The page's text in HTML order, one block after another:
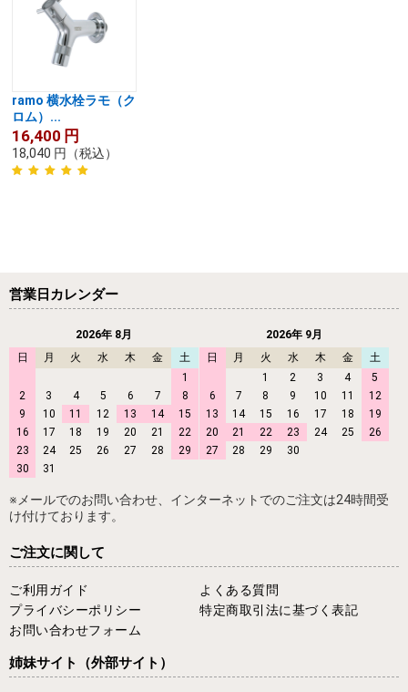
ramo 横水栓ラモ（ク
ロム）...
16,400 円
18,040 円 （税込）
営業日カレンダー
2026年 8月
日
月 火 水 木 金
土
1
2
3 4 5 6 7
8
9
10 11 12 13 14
15
16
17 18 19 20 21
22
23
24 25 26 27 28
29
30
31
2026年 9月
日
月 火 水 木 金
土
1
2 3 4
5
6
7 8 9 10 11
12
13
14 15 16 17 18
19
20
21 22 23 24 25
26
27
28 29 30
※メールでのお問い合わせ、インターネットでのご注文は24時間受
け付けております。
ご注文に関して
ご利用ガイド
よくある質問
プライバシーポリシー
特定商取引法に基づく表記
お問い合わせフォーム
姉妹サイト （外部サイト）